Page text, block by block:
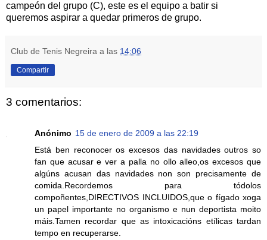
campeón del grupo (C), este es el equipo a batir si
queremos aspirar a quedar primeros de grupo.
Club de Tenis Negreira a las 14:06
Compartir
3 comentarios:
Anónimo 15 de enero de 2009 a las 22:19
Está ben reconocer os excesos das navidades outros so
fan que acusar e ver a palla no ollo alleo,os excesos que
algúns acusan das navidades non son precisamente de
comida.Recordemos para tódolos
compoñentes,DIRECTIVOS INCLUIDOS,que o fígado xoga
un papel importante no organismo e nun deportista moito
máis.Tamen recordar que as intoxicacións etílicas tardan
tempo en recuperarse.